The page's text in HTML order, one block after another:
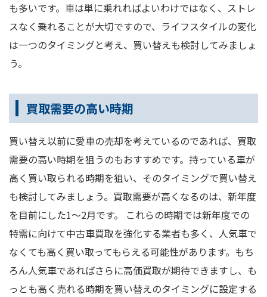
も多いです。車は単に乗れればよいわけではなく、ストレ
スなく乗れることが大切ですので、ライフスタイルの変化
は一つのタイミングと考え、買い替えも検討してみましょ
う。
買取需要の高い時期
買い替え以前に愛車の売却を考えているのであれば、買取
需要の高い時期を狙うのもおすすめです。持っている車が
高く買い取られる時期を狙い、そのタイミングで買い替え
も検討してみましょう。買取需要が高くなるのは、新年度
を目前にした1～2月です。 これらの時期では新年度での
特需に向けて中古車買取を強化する業者も多く、人気車で
なくても高く買い取ってもらえる可能性があります。もち
ろん人気車であればさらに高価買取が期待できますし、も
っとも高く売れる時期を買い替えのタイミングに設定する